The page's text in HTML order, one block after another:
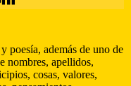
poesía, además de uno de
nombres, apellidos,
cosas, valores,